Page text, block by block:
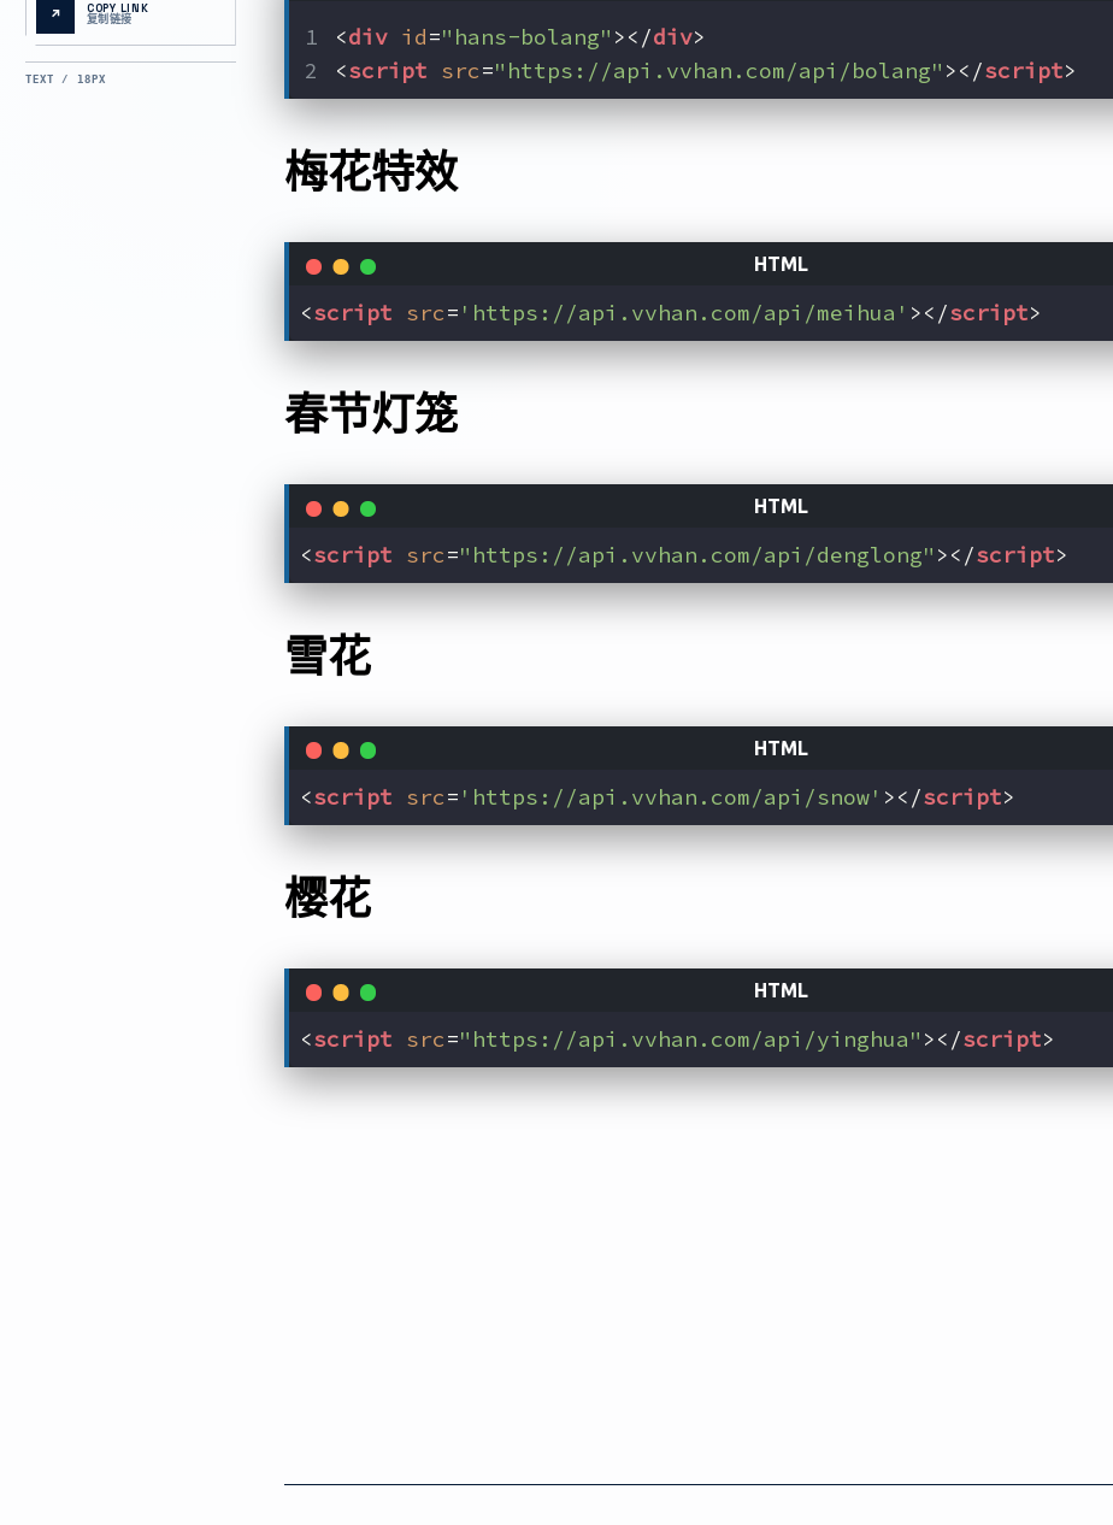
↗ COPY LINK
复制链接
TEXT / 18PX
<div id="hans-bolang" ></div>
<script src="https://api.vvhan.com/api/bolang" ></script>
梅花特效
<script src= 'https://api.vvhan.com/api/meihua' ></script>
春节灯笼
<script src="https://api.vvhan.com/api/denglong" ></script>
雪花
<script src= 'https://api.vvhan.com/api/snow' ></script>
樱花
<script src="https://api.vvhan.com/api/yinghua" ></script>